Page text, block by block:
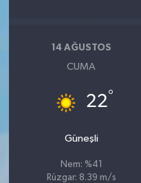
14 AĞUSTOS
CUMA
22°
Güneşli
Nem: %41
Rüzgar: 8.39 m/s